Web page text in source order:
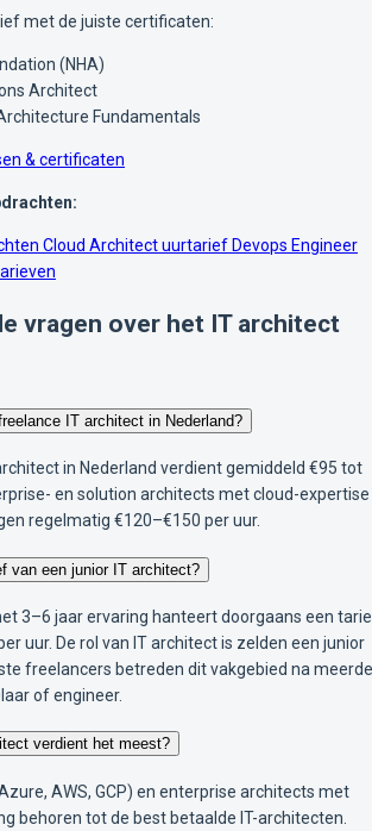
met de juiste certificaten:
(NHA)
Architect
Fundamentals
& certificaten
Cloud Architect uurtarief Devops Engineer
vragen over het IT architect
IT architect in Nederland?
in Nederland verdient gemiddeld €95 tot
en solution architects met cloud-expertise
regelmatig €120–€150 per uur.
van een junior IT architect?
3–6 jaar ervaring hanteert doorgaans een
uur. De rol van IT architect is zelden een junior
freelancers betreden dit vakgebied na
of engineer.
verdient het meest?
AWS, GCP) en enterprise architects met
behoren tot de best betaalde IT-architecten.